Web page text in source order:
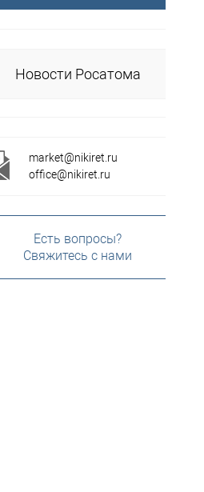
Новости Росатома
market@nikiret.ru
office@nikiret.ru
Есть вопросы?
Свяжитесь с нами